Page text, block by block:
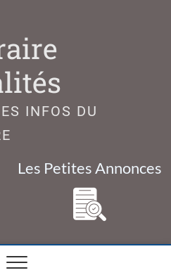
INFOS DU
Les Petites Annonces